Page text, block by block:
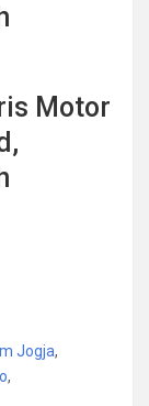
Motor
Jogja,
,